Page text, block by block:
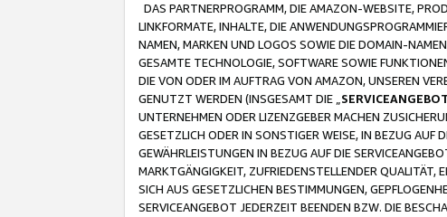
DAS PARTNERPROGRAMM, DIE AMAZON-WEBSITE,
LINKFORMATE, INHALTE, DIE
NAMEN, MARKEN UND LOGOS SOWIE DIE DOMAIN-
GESAMTE TECHNOLOGIE, SOFTWARE SOWIE
DIE VON ODER IM AUFTRAG VON AMAZON, UNSEREN
GENUTZT WERDEN (INSGESAMT DIE „
UNTERNEHMEN ODER LIZENZGEBER MACHEN
GESETZLICH ODER IN SONSTIGER WEISE, IN BEZUG AUF
GEWÄHRLEISTUNGEN IN BEZUG AUF DIE
MARKTGÄNGIGKEIT, ZUFRIEDENSTELLENDER QUALITÄT,
SICH AUS GESETZLICHEN BESTIMMUNGEN,
SERVICEANGEBOT JEDERZEIT BEENDEN BZW. DIE